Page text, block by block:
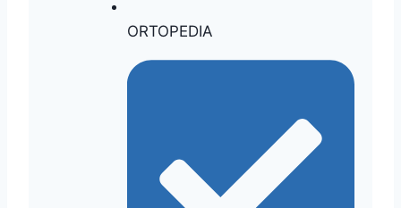
ORTOPEDIA